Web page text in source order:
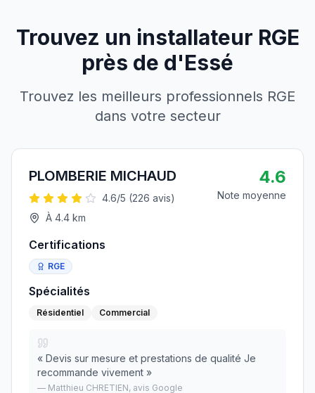
Trouvez un installateur RGE
près de d'Essé
Trouvez les meilleurs professionnels RGE
dans votre secteur
PLOMBERIE MICHAUD
4.6/5 (226 avis)
À 4.4 km
4.6
Note moyenne
Certifications
RGE
Spécialités
Résidentiel Commercial
« Devis sur mesure et prestations de qualité Je
recommande vivement »
— Matthieu CHRETIEN, avis Google